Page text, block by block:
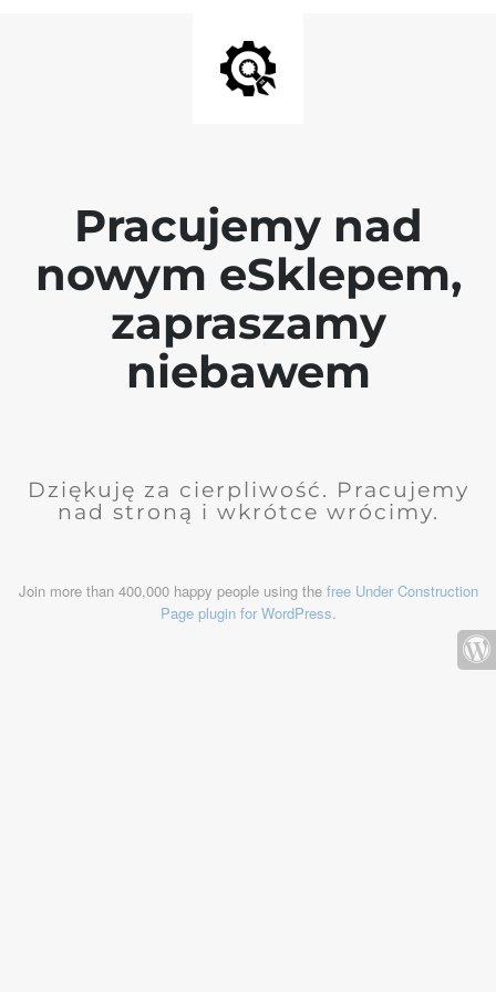
Pracujemy nad
nowym eSklepem,
zapraszamy
niebawem
Dziękuję za cierpliwość. Pracujemy
nad stroną i wkrótce wrócimy.
Join more than 400,000 happy people using the free Under Construction
Page plugin for WordPress.